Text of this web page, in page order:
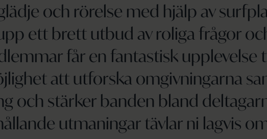
och rörelse med hjälp av
ett brett utbud av roliga frågor
får en fantastisk upplevelse
att utforska omgivningarna
och stärker banden bland
utmaningar tävlar ni lagvis